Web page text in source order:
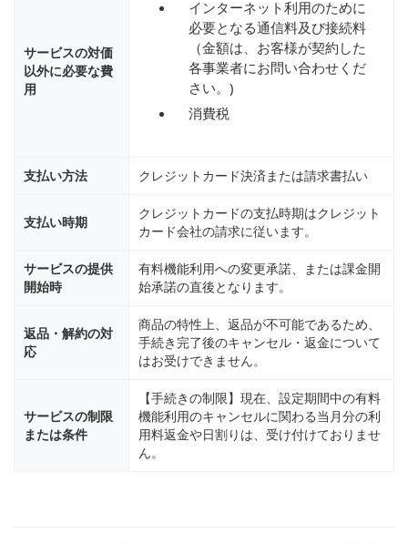
サービスの対価
以外に必要な費
用
インターネット利用のために
必要となる通信料及び接続料
（金額は、お客様が契約した
各事業者にお問い合わせくだ
さい。)
消費税
支払い方法 クレジットカード決済または請求書払い
支払い時期
クレジットカードの支払時期はクレジット
カード会社の請求に従います。
サービスの提供
開始時
有料機能利用への変更承諾、または課金開
始承諾の直後となります。
返品・解約の対
応
商品の特性上、返品が不可能であるため、
手続き完了後のキャンセル・返金について
はお受けできません。
サービスの制限
または条件
【手続きの制限】現在、設定期間中の有料
機能利用のキャンセルに関わる当月分の利
用料返金や日割りは、受け付けておりませ
ん。